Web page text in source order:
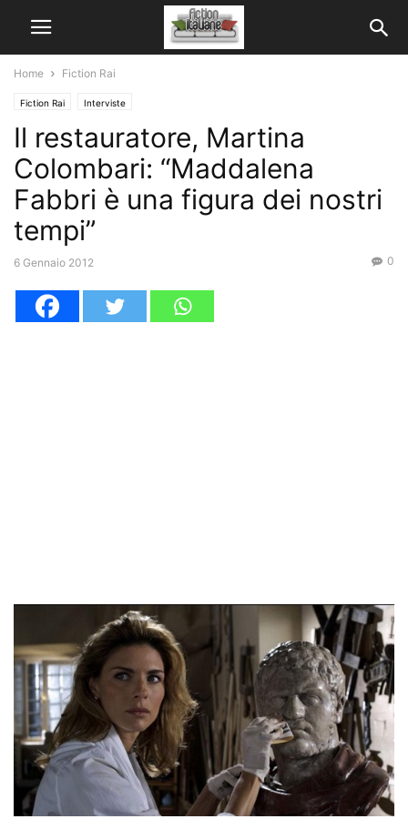
Home Fiction Rai
Fiction Rai Interviste
Il restauratore, Martina
Colombari: “Maddalena
Fabbri è una figura dei nostri
tempi”
6 Gennaio 2012 0